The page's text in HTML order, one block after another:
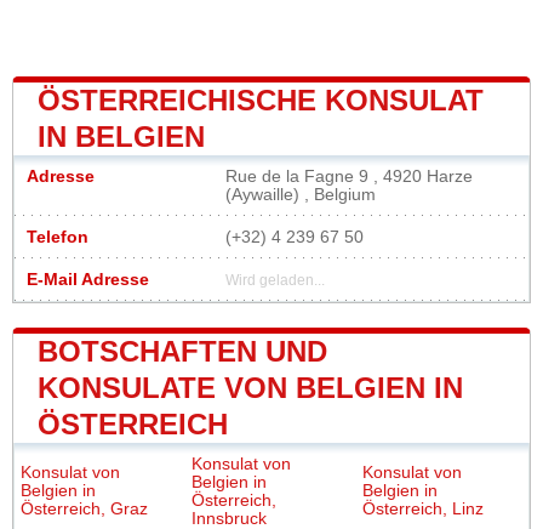
ÖSTERREICHISCHE KONSULAT
IN BELGIEN
Adresse
Rue de la Fagne 9 , 4920 Harze
(Aywaille) , Belgium
Telefon (+32) 4 239 67 50
E-Mail Adresse Wird geladen...
BOTSCHAFTEN UND
KONSULATE VON BELGIEN IN
ÖSTERREICH
Konsulat von
Belgien in
Österreich, Graz
Konsulat von
Belgien in
Österreich,
Innsbruck
Konsulat von
Belgien in
Österreich, Linz